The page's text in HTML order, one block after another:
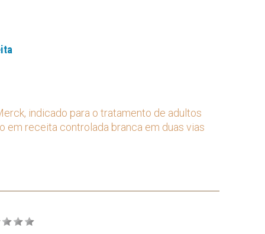
indicado para o tratamento de adultos
em receita controlada branca em duas vias